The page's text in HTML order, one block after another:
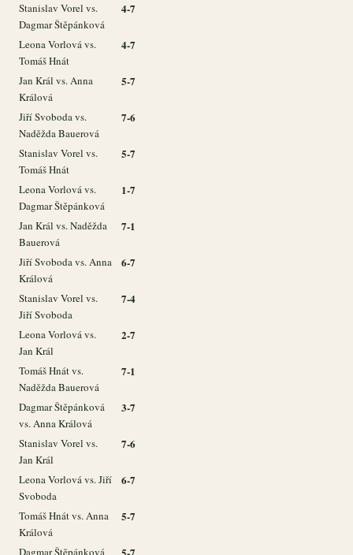
Stanislav Vorel vs.
Dagmar Štěpánková
4-7
Leona Vorlová vs.
Tomáš Hnát
4-7
Jan Král vs. Anna
Králová
5-7
Jiří Svoboda vs.
Naděžda Bauerová
7-6
Stanislav Vorel vs.
Tomáš Hnát
5-7
Leona Vorlová vs.
Dagmar Štěpánková
1-7
Jan Král vs. Naděžda
Bauerová
7-1
Jiří Svoboda vs. Anna
Králová
6-7
Stanislav Vorel vs.
Jiří Svoboda
7-4
Leona Vorlová vs.
Jan Král
2-7
Tomáš Hnát vs.
Naděžda Bauerová
7-1
Dagmar Štěpánková
vs. Anna Králová
3-7
Stanislav Vorel vs.
Jan Král
7-6
Leona Vorlová vs. Jiří
Svoboda
6-7
Tomáš Hnát vs. Anna
Králová
5-7
Dagmar Štěpánková